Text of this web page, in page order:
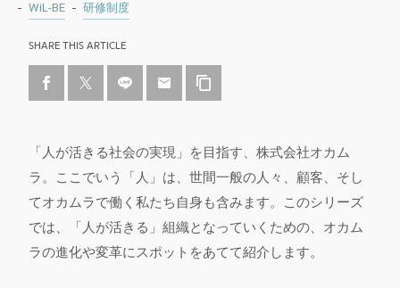
WiL-BE 研修制度
SHARE THIS ARTICLE
「人が活きる社会の実現」を目指す、株式会社オカム
ラ。ここでいう「人」は、世間一般の人々、顧客、そし
てオカムラで働く私たち自身も含みます。このシリーズ
では、「人が活きる」組織となっていくための、オカム
ラの進化や変革にスポットをあてて紹介します。